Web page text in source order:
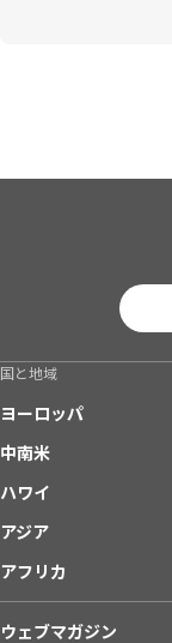
国と地域
ヨーロッパ
中南米
ハワイ
アジア
アフリカ
ウェブマガジン